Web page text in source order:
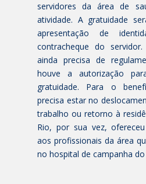
servidores da área de
atividade. A gratuidade
apresentação de
contracheque do
ainda precisa de
houve a autorização
gratuidade. Para o
precisa estar no
trabalho ou retorno à
Rio, por sua vez,
aos profissionais da área
no hospital de campanha